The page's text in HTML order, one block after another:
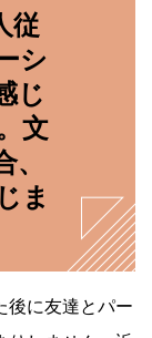
従
シ
じ
文
ま
後に友達とパー